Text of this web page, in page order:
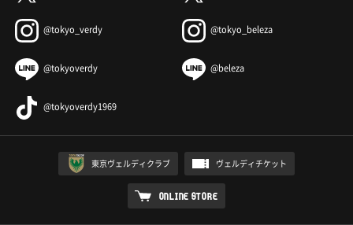
@tokyo_verdy @tokyo_beleza
@tokyoverdy @beleza
@tokyoverdy1969
東京ヴェルディクラブ ヴェルディチケット
ONLINE STORE